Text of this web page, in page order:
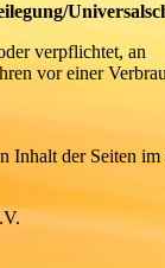
verpflichtet, an
vor einer
Inhalt der Seiten